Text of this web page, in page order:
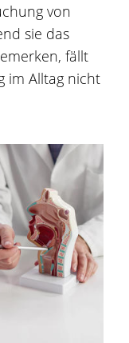
von
sie das
fällt
im Alltag nicht